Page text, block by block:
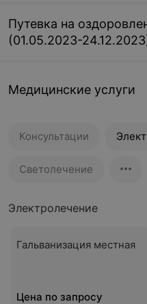
Путевка на
(01.05.2023-
Медицинские услуги
Консультации
Светолечение
Электролечение
Гальванизация местная
Цена по запросу